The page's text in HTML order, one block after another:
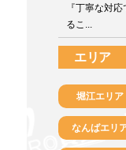
『丁寧な対
るこ...
エリア
堀江エリア
なんばエリ